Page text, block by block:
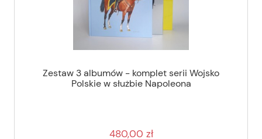
Zestaw 3 albumów - komplet serii Wojsko
Polskie w służbie Napoleona
480,00 zł